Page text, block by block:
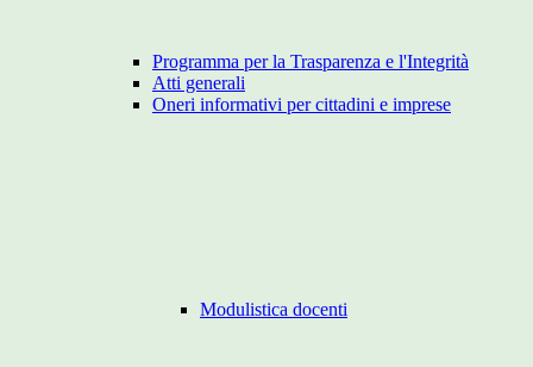
Programma per la Trasparenza e l'Integrità
Atti generali
Oneri informativi per cittadini e imprese
Modulistica docenti